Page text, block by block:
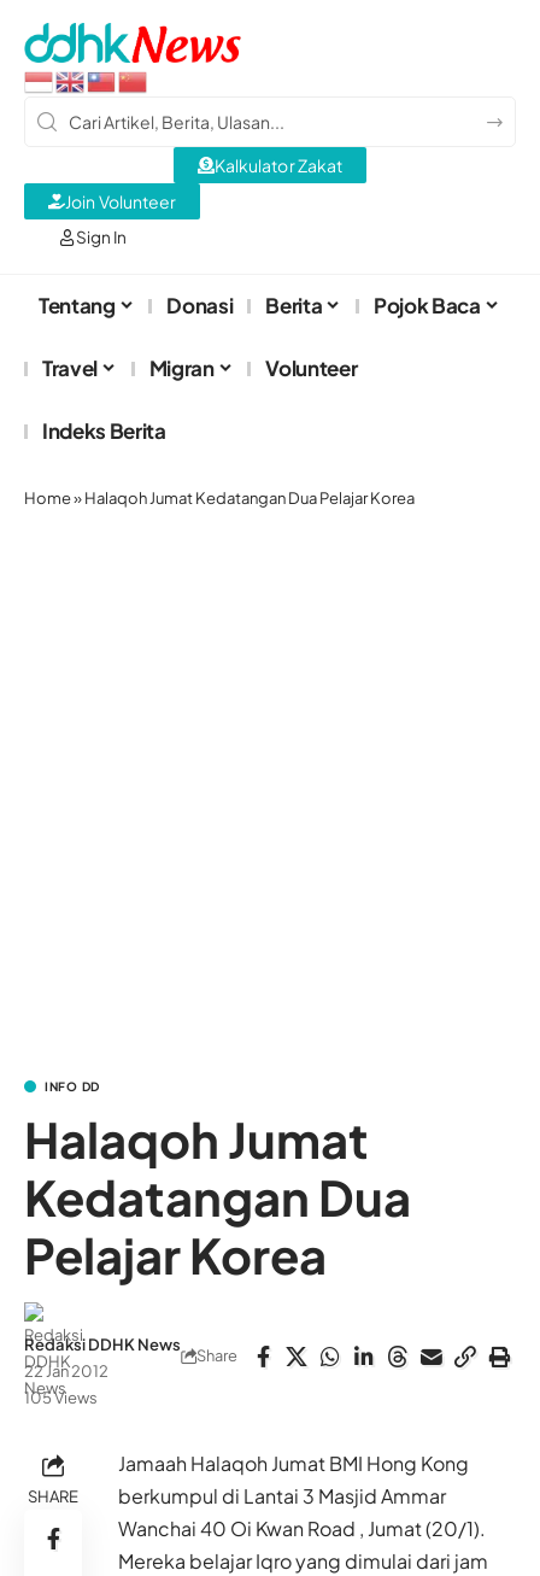
Sign In
Kalkulator Zakat
Join Volunteer
Tentang Donasi Berita Pojok Baca
Travel Migran Volunteer
Indeks Berita
Home»Halaqoh Jumat Kedatangan Dua Pelajar Korea
INFO DD
Halaqoh Jumat
Kedatangan Dua
Pelajar Korea
Redaksi DDHK News
22 Jan 2012
105 Views
Share
SHARE
Jamaah Halaqoh Jumat BMI Hong Kong
berkumpul di Lantai 3 Masjid Ammar
Wanchai 40 Oi Kwan Road , Jumat (20/1).
Mereka belajar Iqro yang dimulai dari jam